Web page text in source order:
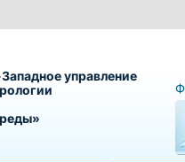
управление